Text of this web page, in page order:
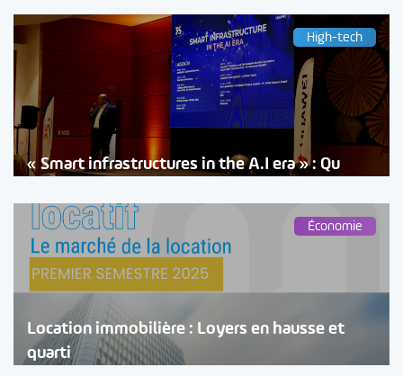
High-tech
« Smart infrastructures in the A.I era » : Qu
Économie
Location immobilière : Loyers en hausse et
quarti